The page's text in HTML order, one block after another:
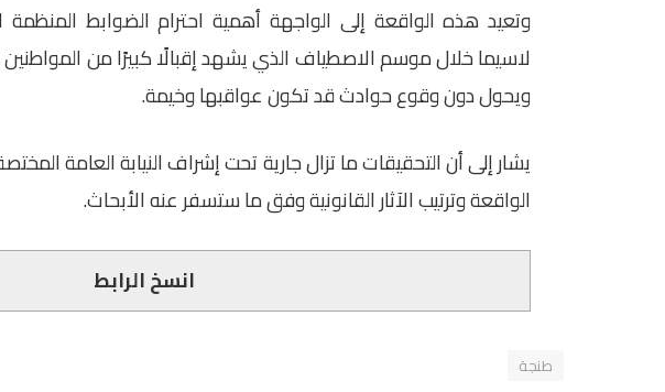
وتعيد هذه الواقعة إلى الواجهة أهمية احترام الضوابط المنظمة
لاسيما خلال موسم الاصطياف الذي يشهد إقبالًا كبيرًا من المواطنين
ويحول دون وقوع حوادث قد تكون عواقبها وخيمة.
يشار إلى أن التحقيقات ما تزال جارية تحت إشراف النيابة العامة
الواقعة وترتيب الآثار القانونية وفق ما ستسفر عنه الأبحاث.
انسخ الرابط
طنجة